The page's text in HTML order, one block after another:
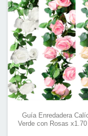
Guía Enredadera
Verde con Rosas